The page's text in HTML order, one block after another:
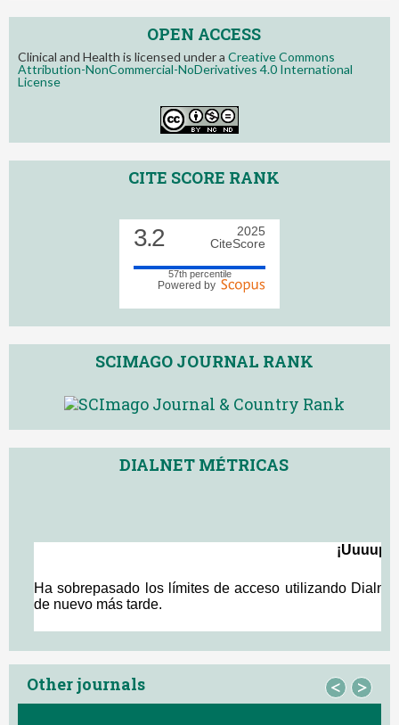
OPEN ACCESS
Clinical and Health is licensed under a Creative Commons
Attribution-NonCommercial-NoDerivatives 4.0 International
License
CITE SCORE RANK
3.2
2025
CiteScore
57th percentile
Powered by
SCIMAGO JOURNAL RANK
DIALNET MÉTRICAS
Other journals < >